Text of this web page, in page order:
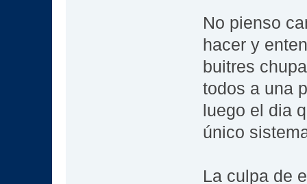
No pienso
hacer y
buitres
todos a una
luego el dia
único
La culpa de